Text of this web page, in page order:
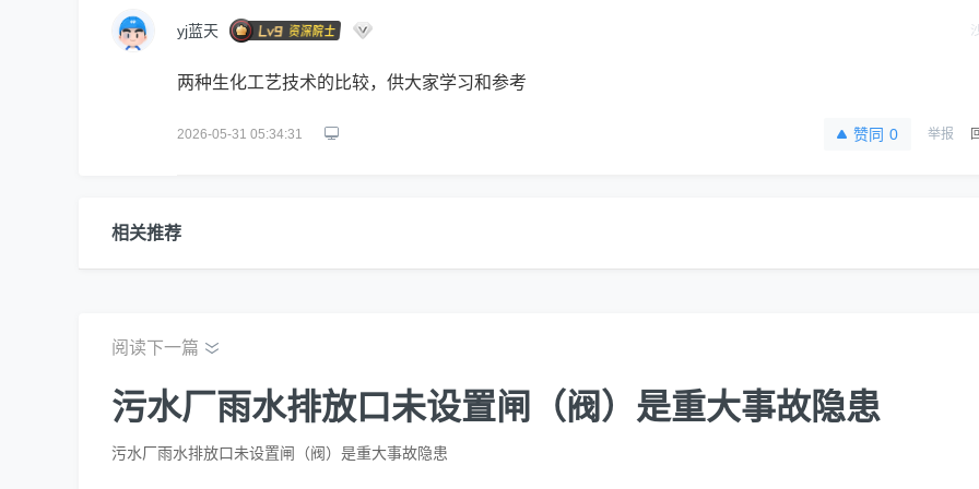
yj蓝天
两种生化工艺技术的比较，供大家学习和参考
2026-05-31 05:34:31 举报
赞同 0
相关推荐
阅读下一篇
污水厂雨水排放口未设置闸（阀）是重大事故隐患
污水厂雨水排放口未设置闸（阀）是重大事故隐患